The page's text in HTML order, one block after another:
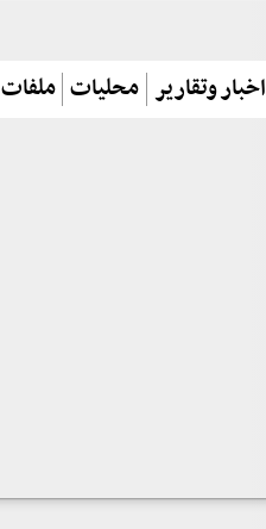
اخبار وتقارير محليات ملفات